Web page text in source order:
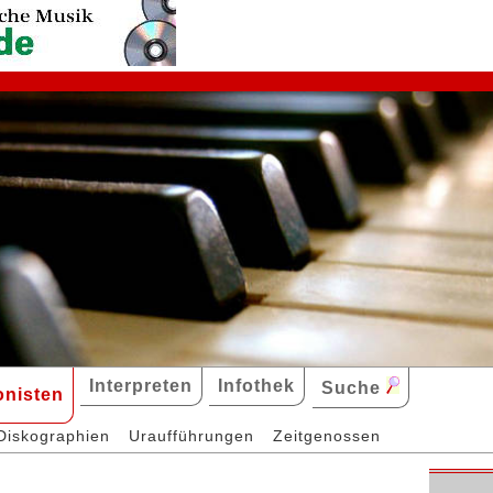
Interpreten Infothek Suche
Uraufführungen Zeitgenossen